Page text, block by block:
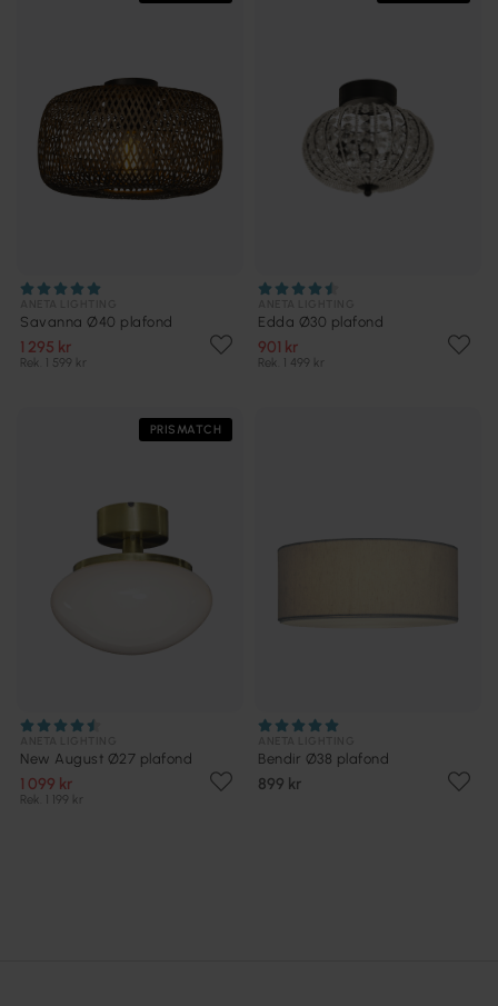
Savanna Ø40 plafond
1 295 kr
Rek. 1 599 kr
Edda Ø30 plafond
901 kr
Rek. 1 499 kr
PRISMATCH
New August Ø27 plafond
1 099 kr
Rek. 1 199 kr
Bendir Ø38 plafond
899 kr